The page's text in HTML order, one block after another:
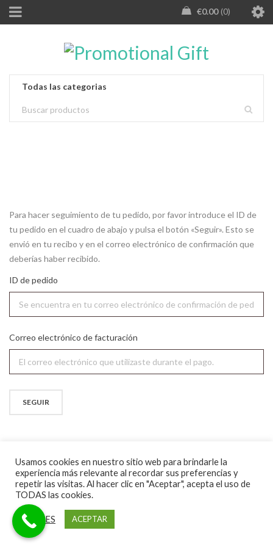
0.00
€ 0
Para hacer seguimiento de tu pedido, por favor introduce el ID de
tu pedido en el cuadro de abajo y pulsa el botón «Seguir». Esto se
envió en tu recibo y en el correo electrónico de confirmación que
deberías haber recibido.
ID de pedido
Correo electrónico de facturación
SEGUIR
Usamos cookies en nuestro sitio web para brindarle la
experiencia más relevante al recordar sus preferencias y
repetir las visitas. Al hacer clic en "Aceptar", acepta el uso de
TODAS las cookies.
AJUSTES ACEPTAR